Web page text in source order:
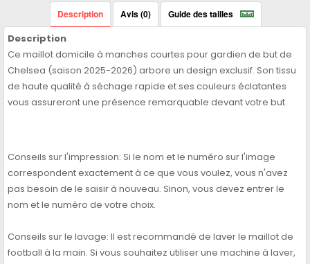
Description Avis (0) Guide des tailles
Description
Ce maillot domicile à manches courtes pour gardien de but de
Chelsea (saison 2025-2026) arbore un design exclusif. Son tissu
de haute qualité à séchage rapide et ses couleurs éclatantes
vous assureront une présence remarquable devant votre but.
Conseils sur l'impression: Si le nom et le numéro sur l'image
correspondent exactement à ce que vous voulez, vous n'avez
pas besoin de le saisir à nouveau. Sinon, vous devez entrer le
nom et le numéro de votre choix.
Conseils sur le lavage: Il est recommandé de laver le maillot de
football à la main. Si vous souhaitez utiliser une machine à laver,